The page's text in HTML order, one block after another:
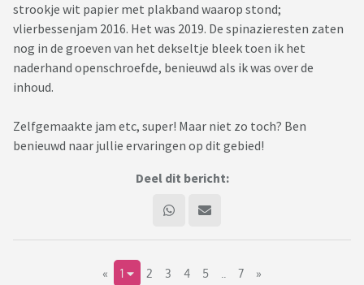
strookje wit papier met plakband waarop stond;
vlierbessenjam 2016. Het was 2019. De spinazieresten zaten
nog in de groeven van het dekseltje bleek toen ik het
naderhand openschroefde, benieuwd als ik was over de
inhoud.
Zelfgemaakte jam etc, super! Maar niet zo toch? Ben
benieuwd naar jullie ervaringen op dit gebied!
Deel dit bericht:
« 1 2 3 4 5 7 »